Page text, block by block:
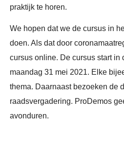
praktijk te horen.
We hopen dat we de cursus in
doen. Als dat door
cursus online. De cursus start in
maandag 31 mei 2021. Elke
thema. Daarnaast bezoeken de
raadsvergadering. ProDemos
avonduren.